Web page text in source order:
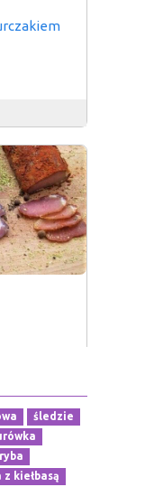
śledzie
ryba
z kiełbasą